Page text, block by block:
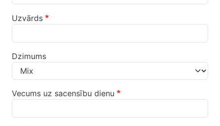
Uzvārds
Dzimums
Vecums uz sacensību dienu